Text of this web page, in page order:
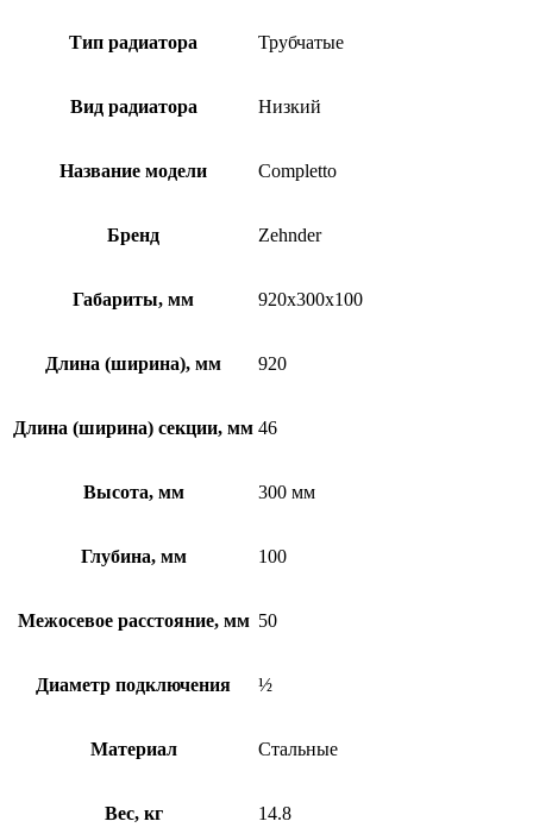
Тип радиатора Трубчатые
Вид радиатора Низкий
Название модели Completto
Бренд Zehnder
Габариты, мм 920x300x100
Длина (ширина), мм 920
Длина (ширина) секции, мм 46
Высота, мм 300 мм
Глубина, мм 100
Межосевое расстояние, мм 50
Диаметр подключения ½
Материал Стальные
Вес, кг 14.8